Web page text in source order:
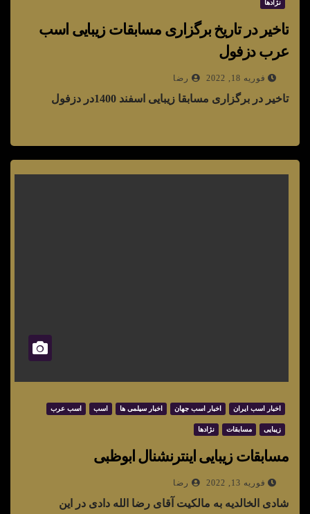
نژادها
تاخیر در تاریخ برگزاری مسابقات زیبایی اسب
عرب دزفول
فوریه 18, 2022 رضا
تاخیر در برگزاری مسابقا زیبایی اسفند 1400در دزفول
اخبار اسب ایران اخبار اسب جهان اخبار سیلمی ها اسب اسب عرب
زیبایی مسابقات نژادها
مسابقات زیبایی اینترنشنال ابوظبی
فوریه 13, 2022 رضا
شادی الخالدیه به مالکیت آقای رضا الله دادی در این